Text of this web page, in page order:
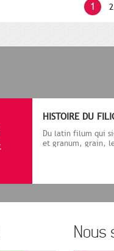
1 2
HISTOIRE DU
Du latin filum qui
et granum, grain,
Nous